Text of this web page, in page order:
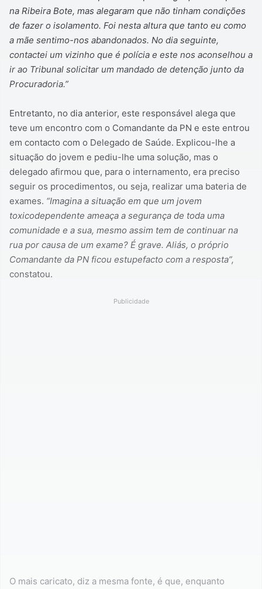
na Ribeira Bote, mas alegaram que não tinham condições
de fazer o isolamento. Foi nesta altura que tanto eu como
a mãe sentimo-nos abandonados. No dia seguinte,
contactei um vizinho que é polícia e este nos aconselhou a
ir ao Tribunal solicitar um mandado de detenção junto da
Procuradoria.”
Entretanto, no dia anterior, este responsável alega que
teve um encontro com o Comandante da PN e este entrou
em contacto com o Delegado de Saúde. Explicou-lhe a
situação do jovem e pediu-lhe uma solução, mas o
delegado afirmou que, para o internamento, era preciso
seguir os procedimentos, ou seja, realizar uma bateria de
exames. “Imagina a situação em que um jovem
toxicodependente ameaça a segurança de toda uma
comunidade e a sua, mesmo assim tem de continuar na
rua por causa de um exame? É grave. Aliás, o próprio
Comandante da PN ficou estupefacto com a resposta”,
constatou.
Publicidade
O mais caricato, diz a mesma fonte, é que, enquanto